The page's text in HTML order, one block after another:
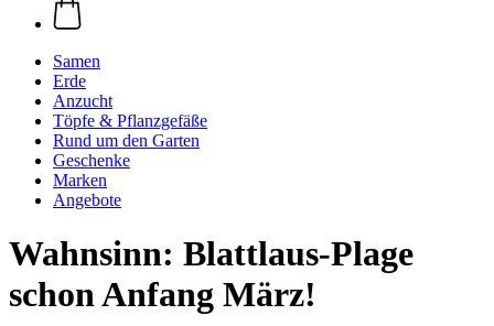
Samen
Erde
Anzucht
Töpfe & Pflanzgefäße
Rund um den Garten
Geschenke
Marken
Angebote
Wahnsinn: Blattlaus-Plage
schon Anfang März!